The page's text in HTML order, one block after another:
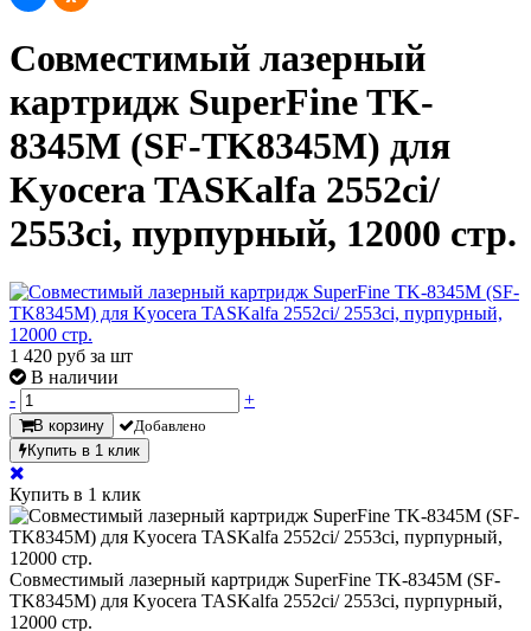
Совместимый лазерный
картридж SuperFine TK-
8345M (SF-TK8345M) для
Kyocera TASKalfa 2552ci/
2553ci, пурпурный, 12000 стр.
1 420 руб за шт
В наличии
-
+
В корзину
Добавлено
Купить в 1 клик
Купить в 1 клик
Совместимый лазерный картридж SuperFine TK-8345M (SF-
TK8345M) для Kyocera TASKalfa 2552ci/ 2553ci, пурпурный,
12000 стр.